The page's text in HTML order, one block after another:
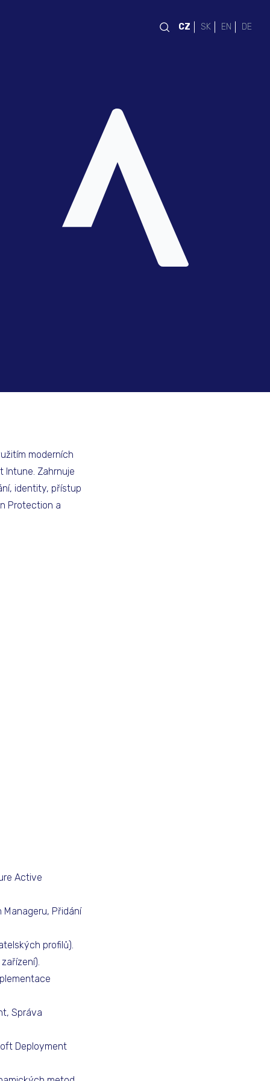
CZ SK EN DE
moderních
Intune. Zahrnuje
identity, přístup
Protection a
Active
Přidání
profilů).
Správa
Deployment